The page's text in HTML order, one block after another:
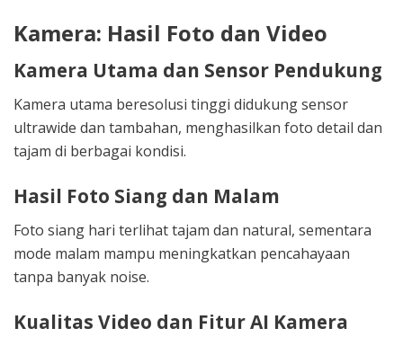
Kamera: Hasil Foto dan Video
Kamera Utama dan Sensor Pendukung
Kamera utama beresolusi tinggi didukung sensor
ultrawide dan tambahan, menghasilkan foto detail dan
tajam di berbagai kondisi.
Hasil Foto Siang dan Malam
Foto siang hari terlihat tajam dan natural, sementara
mode malam mampu meningkatkan pencahayaan
tanpa banyak noise.
Kualitas Video dan Fitur AI Kamera